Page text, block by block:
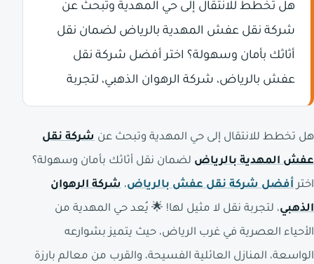
هل تخطط للانتقال إلى حي المهدية وتبحث عن
شركة نقل عفش المهدية بالرياض لضمان نقل
أثاثك بأمان وسهولة؟ اختر أفضل شركة نقل
عفش بالرياض، شركة الرهوان الذهبي، لتجربة
هل تخطط للانتقال إلى حي المهدية وتبحث عن شركة نقل
عفش المهدية بالرياض لضمان نقل أثاثك بأمان وسهولة؟
اخترأفضل شركة نقل عفش بالرياض، شركة الرهوان
الذهبي، لتجربة نقل لا مثيل لها! 🌟 يُعد حي المهدية من
الأحياء العصرية في غرب الرياض، حيث يتميز بشوارعه
الواسعة، المنازل العائلية الفسيحة، والقرب من معالم بارزة